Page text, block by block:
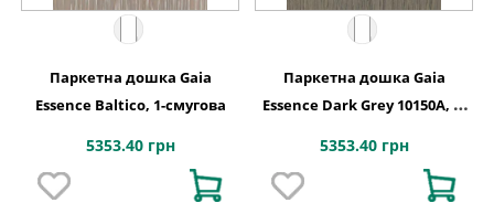
Паркетна дошка Gaia
Essence Baltico, 1-смугова
5353.40 грн
Паркетна дошка Gaia
Essence Dark Grey 10150A, 1-
5353.40 грн